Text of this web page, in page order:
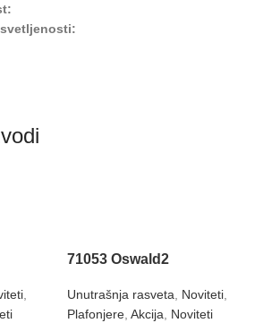
,
71053 Oswald2
Unutrašnja rasveta, Noviteti,
Plafonjere, Akcija, Noviteti